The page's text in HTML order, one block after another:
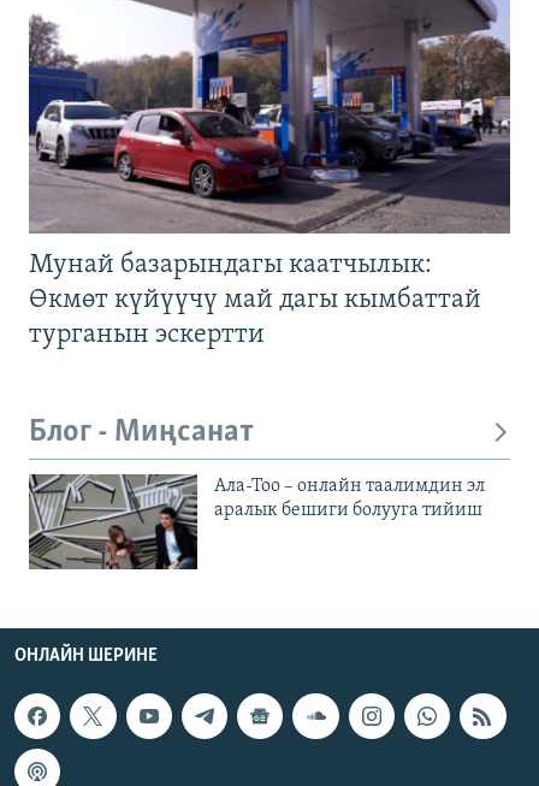
Мунай базарындагы каатчылык:
Өкмөт күйүүчү май дагы кымбаттай
турганын эскертти
Блог - Миңсанат
Ала-Тоо – онлайн таалимдин эл
аралык бешиги болууга тийиш
ОНЛАЙН ШЕРИНЕ